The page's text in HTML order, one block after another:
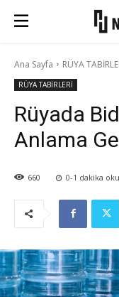
Ana Sayfa RÜYA
RÜYA TABİRLERİ
Rüyada
Anlama
660 0-1 dakika